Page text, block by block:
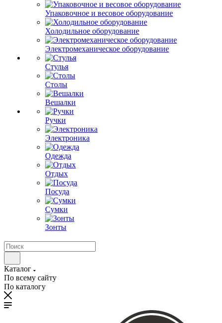
Упаковочное и весовое оборудование
Холодильное оборудование
Электромеханическое оборудование
Стулья
Столы
Вешалки
Ручки
Электроника
Одежда
Отдых
Посуда
Сумки
Зонты
Каталог
По всему сайту
По каталогу